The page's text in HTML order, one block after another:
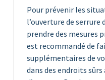
Pour prévenir les
l’ouverture de
prendre des mesures
est recommandé de
supplémentaires de
dans des endroits sûrs